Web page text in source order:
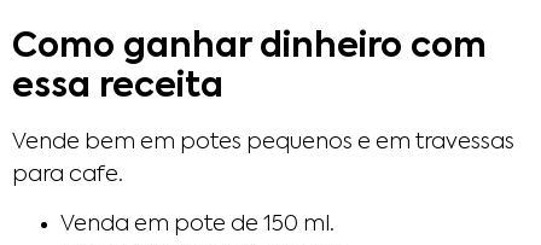
Como ganhar dinheiro com
essa receita
Vende bem em potes pequenos e em travessas
para cafe.
Venda em pote de 150 ml.